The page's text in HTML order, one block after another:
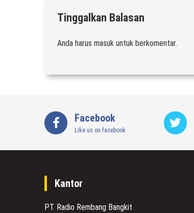
Tinggalkan Balasan
Anda harus masuk untuk berkomentar.
Facebook
Like us on facebook
Kantor
PT. Radio Rembang Bangkit